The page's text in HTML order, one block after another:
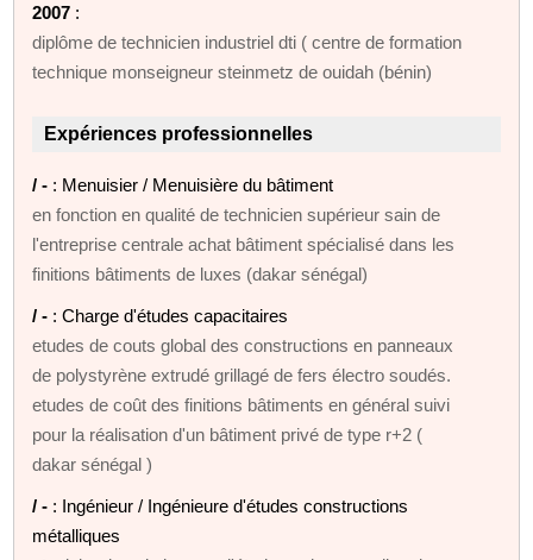
2007 :
diplôme de technicien industriel dti ( centre de formation
technique monseigneur steinmetz de ouidah (bénin)
Expériences professionnelles
/ - : Menuisier / Menuisière du bâtiment
en fonction en qualité de technicien supérieur sain de
l'entreprise centrale achat bâtiment spécialisé dans les
finitions bâtiments de luxes (dakar sénégal)
/ - : Charge d'études capacitaires
etudes de couts global des constructions en panneaux
de polystyrène extrudé grillagé de fers électro soudés.
etudes de coût des finitions bâtiments en général suivi
pour la réalisation d'un bâtiment privé de type r+2 (
dakar sénégal )
/ - : Ingénieur / Ingénieure d'études constructions
métalliques